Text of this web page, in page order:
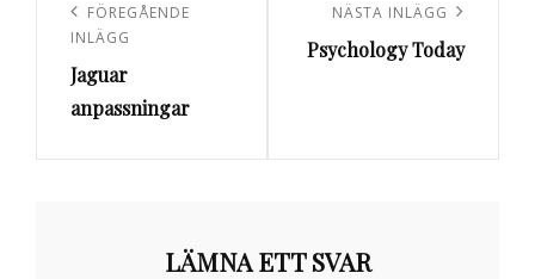
Föregående
FÖREGÅENDE
INLÄGG
Jaguar
anpassningar
Nästa
inlägg
NÄSTA INLÄGG
Psychology Today
LÄMNA ETT SVAR